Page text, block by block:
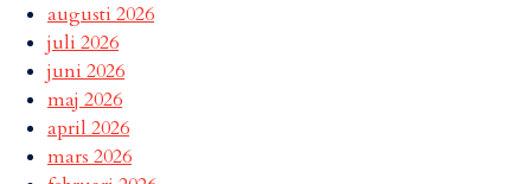
augusti 2026
juli 2026
juni 2026
maj 2026
april 2026
mars 2026